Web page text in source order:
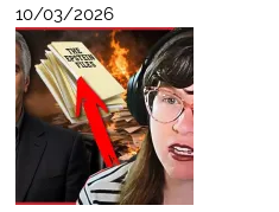
10/03/2026